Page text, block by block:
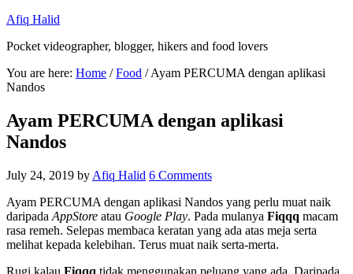
Afiq Halid
Pocket videographer, blogger, hikers and food lovers
You are here: Home / Food /Ayam PERCUMA dengan aplikasi
Nandos
Ayam PERCUMA dengan aplikasi
Nandos
July 24, 2019 by Afiq Halid 6 Comments
Ayam PERCUMA dengan aplikasi Nandos yang perlu muat naik
daripada AppStore atau Google Play. Pada mulanya Fiqqq macam
rasa remeh. Selepas membaca keratan yang ada atas meja serta
melihat kepada kelebihan. Terus muat naik serta-merta.
Rugi kalau Fiqqq tidak menggunakan peluang yang ada. Daripada